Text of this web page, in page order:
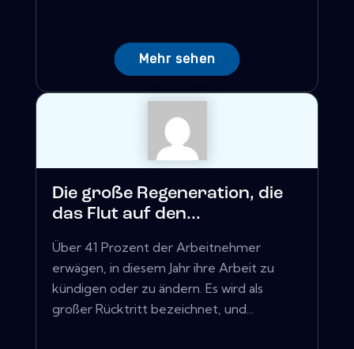
Mehr sehen
Die große Regeneration, die
das Flut auf den...
Über 41 Prozent der Arbeitnehmer
erwägen, in diesem Jahr ihre Arbeit zu
kündigen oder zu ändern. Es wird als
großer Rücktritt bezeichnet, und...